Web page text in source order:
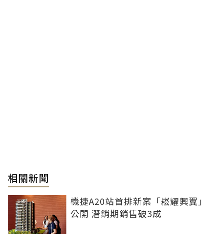
相關新聞
機捷A20站首排新案「崧耀興翼」
公開 潛銷期銷售破3成